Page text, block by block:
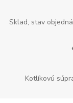
Sklad, stav
Kotlíkovú